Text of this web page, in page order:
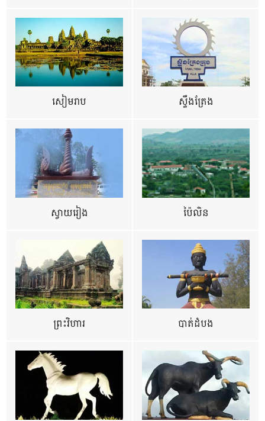
សៀមរាប ស្ទឹងត្រែង
ស្វាយរៀង ប៉ៃលិន
ព្រះវិហារ បាត់ដំបង